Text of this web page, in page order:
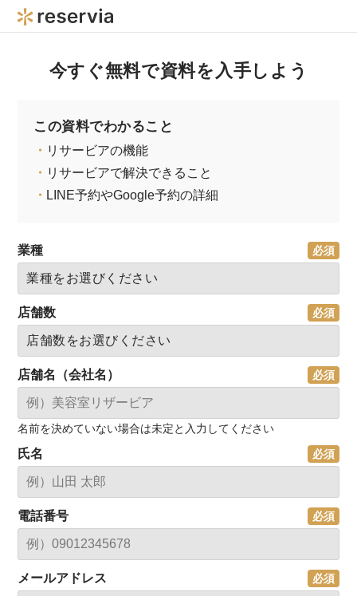
今すぐ無料で資料を入手しよう
この資料でわかること
・ リサービアの機能
・ リサービアで解決できること
・ LINE予約やGoogle予約の詳細
業種
店舗数
店舗名（会社名）
名前を決めていない場合は未定と入力してください
氏名
電話番号
メールアドレス